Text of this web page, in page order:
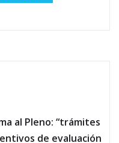
al Pleno: “trámites
de evaluación